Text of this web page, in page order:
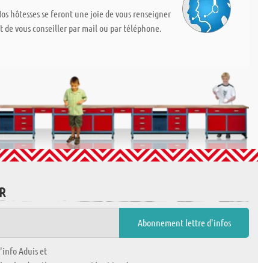
hôtesses se feront une joie de vous renseigner
de vous conseiller par mail ou par téléphone.
Aduis et